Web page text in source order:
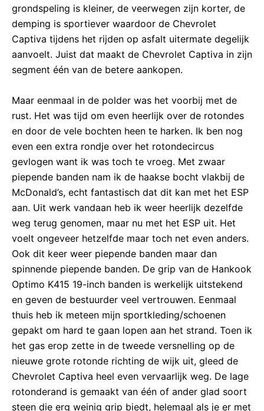
grondspeling is kleiner, de veerwegen zijn korter, de
demping is sportiever waardoor de Chevrolet
Captiva tijdens het rijden op asfalt uitermate degelijk
aanvoelt. Juist dat maakt de Chevrolet Captiva in zijn
segment één van de betere aankopen.
Maar eenmaal in de polder was het voorbij met de
rust. Het was tijd om even heerlijk over de rotondes
en door de vele bochten heen te harken. Ik ben nog
even een extra rondje over het rotondecircus
gevlogen want ik was toch te vroeg. Met zwaar
piepende banden nam ik de haakse bocht vlakbij de
McDonald’s, echt fantastisch dat dit kan met het ESP
aan. Uit werk vandaan heb ik weer heerlijk dezelfde
weg terug genomen, maar nu met het ESP uit. Het
voelt ongeveer hetzelfde maar toch net even anders.
Ook dit keer weer piepende banden maar dan
spinnende piepende banden. De grip van de Hankook
Optimo K415 19-inch banden is werkelijk uitstekend
en geven de bestuurder veel vertrouwen. Eenmaal
thuis heb ik meteen mijn sportkleding/schoenen
gepakt om hard te gaan lopen aan het strand. Toen ik
het gas erop zette in de tweede versnelling op de
nieuwe grote rotonde richting de wijk uit, gleed de
Chevrolet Captiva heel even vervaarlijk weg. De lage
rotonderand is gemaakt van één of ander glad soort
steen die erg weinig grip biedt, helemaal als je er met